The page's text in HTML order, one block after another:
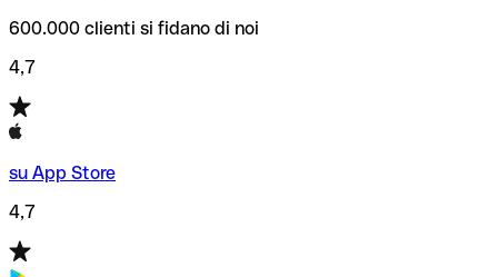
600.000 clienti si fidano di noi
4,7
su App Store
4,7